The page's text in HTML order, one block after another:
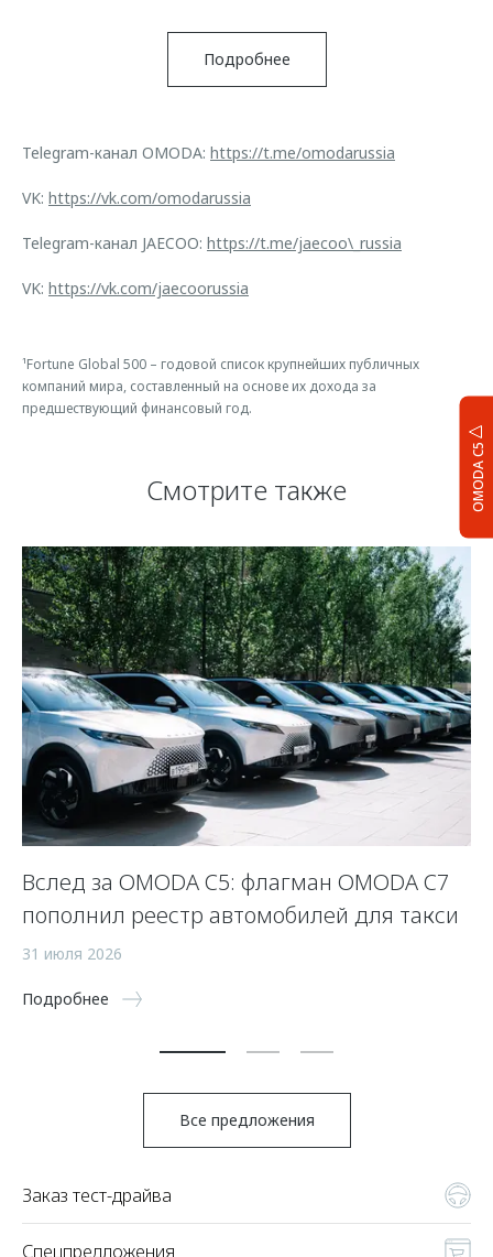
OMODA C5
Подробнее
Telegram-канал OMODA: https://t.me/omodarussia
VK: https://vk.com/omodarussia
Telegram-канал JAECOO: https://t.me/jaecoo\_russia
VK: https://vk.com/jaecoorussia
¹Fortune Global 500 – годовой список крупнейших публичных
компаний мира, составленный на основе их дохода за
предшествующий финансовый год.
Смотрите также
Вслед за OMODA C5: флагман OMODA C7
пополнил реестр автомобилей для такси
31 июля 2026
Подробнее
Все предложения
Заказ тест-драйва
Спецпредложения